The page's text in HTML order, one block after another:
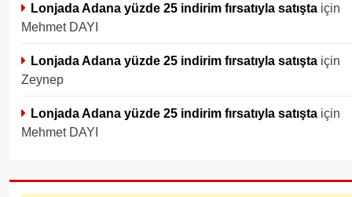
Lonjada Adana yüzde 25 indirim fırsatıyla satışta için
Mehmet DAYI
Lonjada Adana yüzde 25 indirim fırsatıyla satışta için
Zeynep
Lonjada Adana yüzde 25 indirim fırsatıyla satışta için
Mehmet DAYI